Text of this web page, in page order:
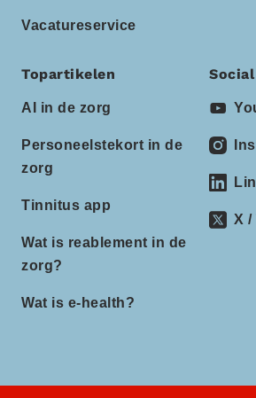
Vacatureservice
Topartikelen
AI in de zorg
Personeelstekort in de
zorg
Tinnitus app
Wat is reablement in de
zorg?
Wat is e-health?
Social
X /